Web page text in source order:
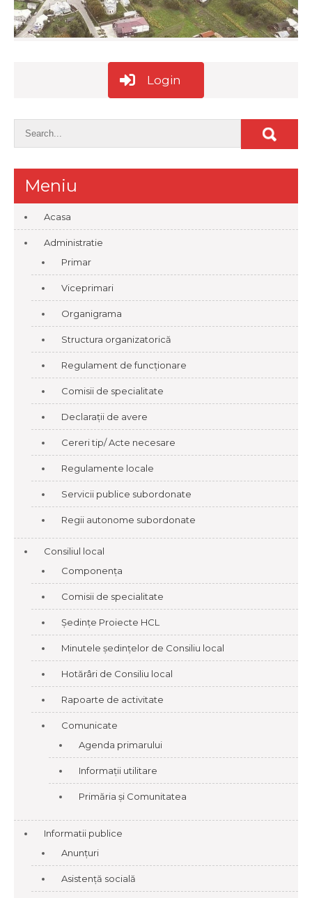
Login
Meniu
Acasa
Administratie
Primar
Viceprimari
Organigrama
Structura organizatorică
Regulament de funcționare
Comisii de specialitate
Declarații de avere
Cereri tip/ Acte necesare
Regulamente locale
Servicii publice subordonate
Regii autonome subordonate
Consiliul local
Componența
Comisii de specialitate
Ședințe Proiecte HCL
Minutele ședințelor de Consiliu local
Hotărâri de Consiliu local
Rapoarte de activitate
Comunicate
Agenda primarului
Informații utilitare
Primăria și Comunitatea
Informatii publice
Anunțuri
Asistență socială